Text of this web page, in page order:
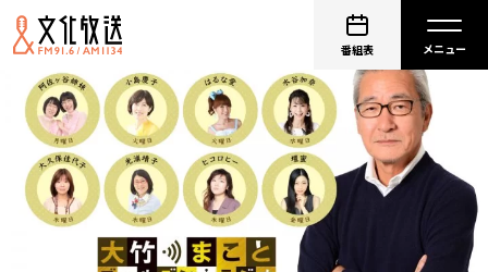
番組表